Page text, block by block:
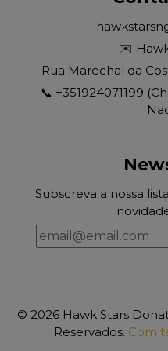
✉️
Rua Marechal da
📞 +351924071199
Subscreva a nossa
© 2026 Hawk Stars
Reservados. Com